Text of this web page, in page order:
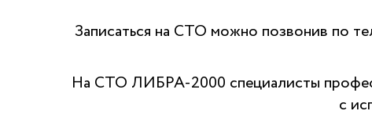
Записаться на СТО можно позвонив по
На СТО ЛИБРА-2000 специалисты
с